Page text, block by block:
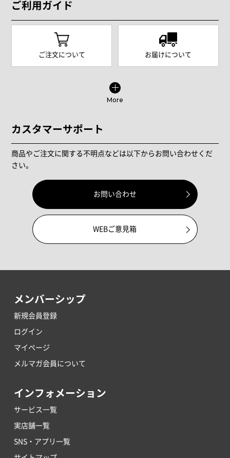
ご利用ガイド
ご注文について お届けについて
More
カスタマーサポート
商品やご注文に関する不明点などは以下からお問い合わせくだ
さい。
お問い合わせ
WEBご意見箱
メンバーシップ
新規会員登録
ログイン
マイページ
メルマガ会員について
インフォメーション
サービス一覧
実店舗一覧
SNS・アプリ一覧